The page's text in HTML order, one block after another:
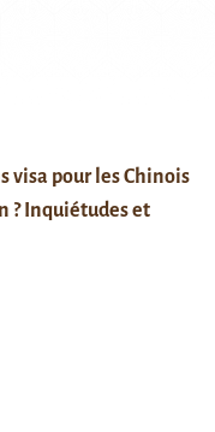
visa pour les Chinois
? Inquiétudes et